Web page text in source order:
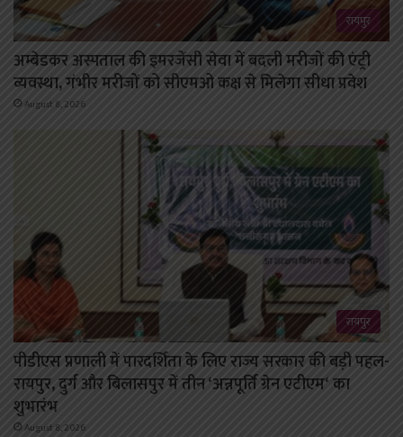
रायपुर
अम्बेडकर अस्पताल की इमरजेंसी सेवा में बदली मरीजों की एंट्री
व्यवस्था, गंभीर मरीजों को सीएमओ कक्ष से मिलेगा सीधा प्रवेश
August 8, 2026
रायपुर
पीडीएस प्रणाली में पारदर्शिता के लिए राज्य सरकार की बड़ी पहल-
रायपुर, दुर्ग और बिलासपुर में तीन ‘अन्नपूर्ति ग्रेन एटीएम‘ का
शुभारंभ
August 8, 2026